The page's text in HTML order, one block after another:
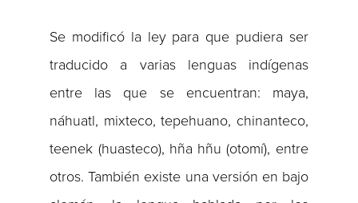
Se modificó la ley para que pudiera ser
traducido a varias lenguas indígenas
entre las que se encuentran: maya,
náhuatl, mixteco, tepehuano, chinanteco,
teenek (huasteco), hña hñu (otomí), entre
otros. También existe una versión en bajo